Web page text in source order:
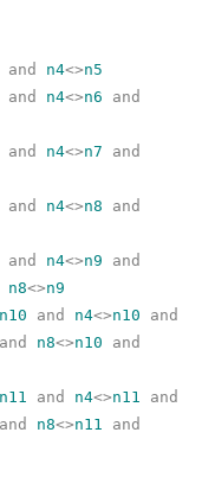
and n4<>n5
and n4<>n6
and
and n4<>n7
and
and n4<>n8
and
and n4<>n9
and
n8<>n9
n10 and n4<>n10
and
and n8<>n10
and
n11 and n4<>n11
and
and n8<>n11
and